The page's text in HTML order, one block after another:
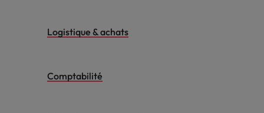
Logistique & achats
Comptabilité